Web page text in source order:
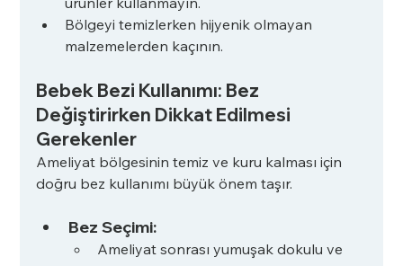
Bölgeyi temizlerken hijyenik olmayan
malzemelerden kaçının.
Bebek Bezi Kullanımı: Bez
Değiştirirken Dikkat Edilmesi
Gerekenler
Ameliyat bölgesinin temiz ve kuru kalması için
doğru bez kullanımı büyük önem taşır.
Bez Seçimi:
Ameliyat sonrası yumuşak dokulu ve